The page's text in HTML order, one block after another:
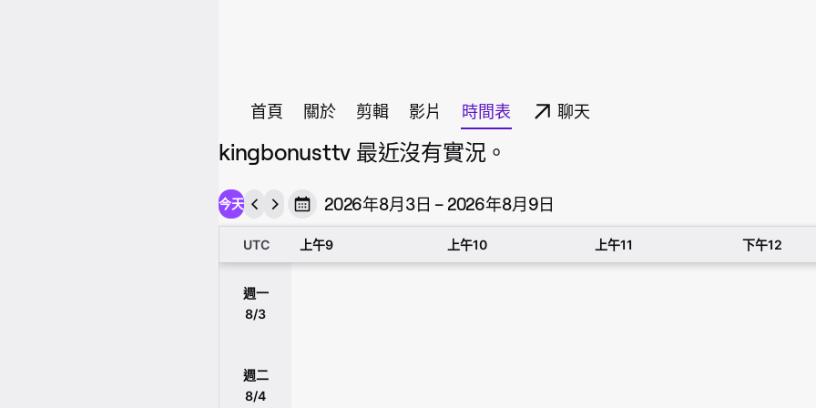
首頁 關於 剪輯 影片 時間表 聊天
kingbonusttv 最近沒有實況。
今天 2026年8月3日 – 2026年8月9日
UTC 上午9 上午10 上午11 下午12
週一
8/3
週二
8/4